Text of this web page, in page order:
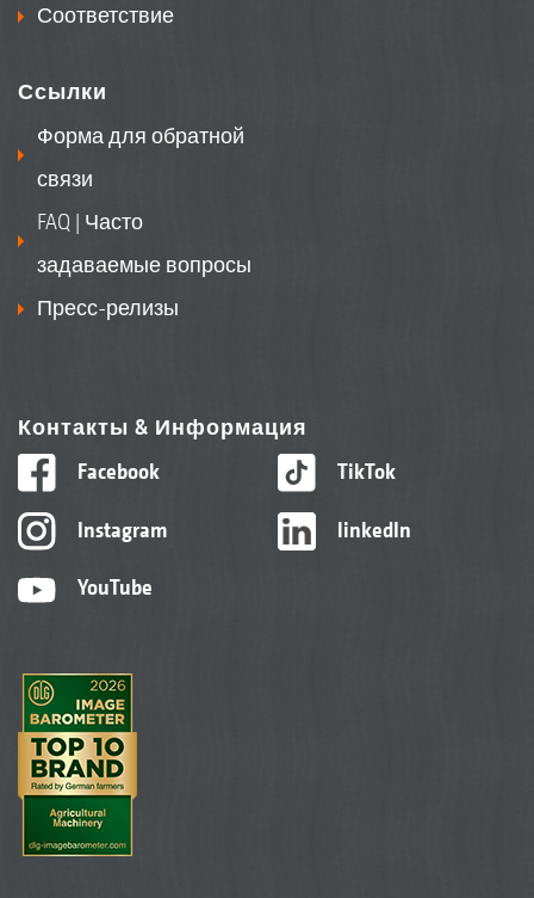
Соответствие
Ссылки
Форма для обратной
связи
FAQ | Часто
задаваемые вопросы
Пресс-релизы
Контакты & Информация
Facebook
Instagram
YouTube
TikTok
linkedIn